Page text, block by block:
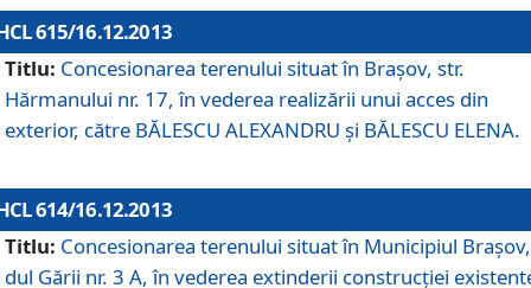
615/16.12.2013
Titlu: Concesionarea terenului situat în Braşov, str.
Hărmanului nr. 17, în vederea realizării unui acces din
exterior, către BĂLESCU ALEXANDRU şi BĂLESCU ELENA.
614/16.12.2013
Titlu: Concesionarea terenului situat în Municipiul
dul Gării nr. 3 A, în vederea extinderii construcţiei